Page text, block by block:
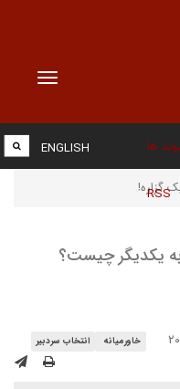
Toggle
ها
RSS
ENGLISH
گزاره!
به یکدیگر چیست؟
خاورمیانه انتخاب سردبیر